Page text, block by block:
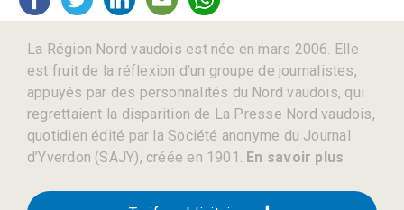
La Région Nord vaudois est née en mars 2006. Elle
est fruit de la réflexion d’un groupe de journalistes,
appuyés par des personnalités du Nord vaudois, qui
regrettaient la disparition de La Presse Nord vaudois,
quotidien édité par la Société anonyme du Journal
d’Yverdon (SAJY), créée en 1901. En savoir plus